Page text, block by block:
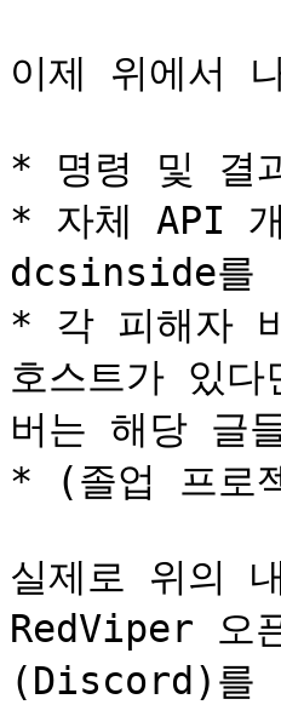
이제 위에서
* 명령 및 결
* 자체 API 개
dcsinside를
* 각 피해자
호스트가 있
버는 해당 글
* (졸업 프로
실제로 위의
RedViper 오
(Discord)를